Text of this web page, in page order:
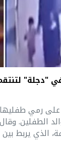
"دجلة"
رمي
الطفلين.
الذي يربط